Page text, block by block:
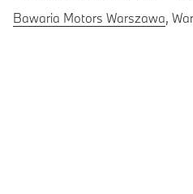
Bawaria Motors Warszawa,